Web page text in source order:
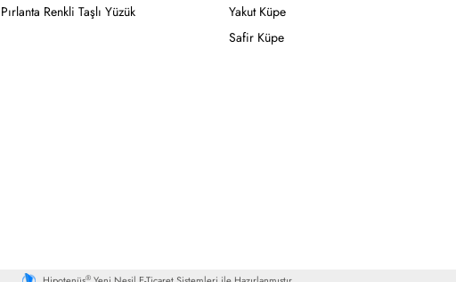
Pırlanta Renkli Taşlı Yüzük
Yakut Küpe
Safir Küpe
®